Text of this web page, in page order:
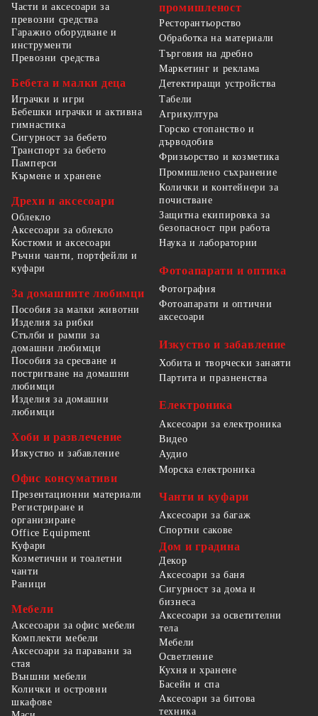
Части и аксесоари за
превозни средства
Гаражно оборудване и
инструменти
Превозни средства
Бебета и малки деца
Играчки и игри
Бебешки играчки и активна
гимнастика
Сигурност за бебето
Транспорт за бебето
Памперси
Кърмене и хранене
Дрехи и аксесоари
Облекло
Аксесоари за облекло
Костюми и аксесоари
Ръчни чанти, портфейли и
куфари
За домашните любимци
Пособия за малки животни
Изделия за рибки
Стълби и рампи за
домашни любимци
Пособия за сресване и
постригване на домашни
любимци
Изделия за домашни
любимци
Хоби и развлечение
Изкуство и забавление
Офис консумативи
Презентационни материали
Регистриране и
организиране
Office Equipment
промишленост
Ресторантьорство
Обработка на материали
Търговия на дребно
Маркетинг и реклама
Детектиращи устройства
Табели
Агрикултура
Горско стопанство и
дърводобив
Фризьорство и козметика
Промишлено съхранение
Колички и контейнери за
почистване
Защитна екипировка за
безопасност при работа
Наука и лаборатории
Фотоапарати и оптика
Фотография
Фотоапарати и оптични
аксесоари
Изкуство и забавление
Хобита и творчески занаяти
Партита и празненства
Електроника
Аксесоари за електроника
Видео
Аудио
Морска електроника
Чанти и куфари
Аксесоари за багаж
Спортни сакове
Куфари
Козметични и тоалетни
чанти
Раници
Мебели
Аксесоари за офис мебели
Комплекти мебели
Аксесоари за паравани за
стая
Външни мебели
Колички и островни
шкафове
Дом и градина
Декор
Аксесоари за баня
Сигурност за дома и
бизнеса
Аксесоари за осветителни
тела
Мебели
Осветление
Кухня и хранене
Басейн и спа
Аксесоари за битова
техника